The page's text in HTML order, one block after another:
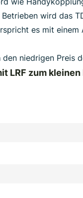
wird das
es mit
niedrigen Preis
LRF zum